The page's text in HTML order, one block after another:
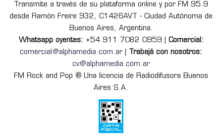
Transmite a través de su plataforma online y por FM 95.9
desde Ramón Freire 932, C1426AVT - Ciudad Autónoma de
Buenos Aires, Argentina.
Whatsapp oyentes: +54 911 7082 0959 | Comercial:
comercial@alphamedia.com.ar
Trabajá con nosotros:
cv@alphamedia.com.ar
FM Rock and Pop ® Una licencia de Radiodifusora Buenos
Aires S.A.